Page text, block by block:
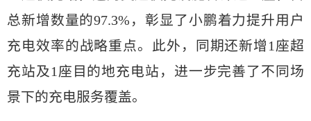
总新增数量的97.3%，彰显了小鹏着力提升用户
充电效率的战略重点。此外，同期还新增1座超
充站及1座目的地充电站，进一步完善了不同场
景下的充电服务覆盖。